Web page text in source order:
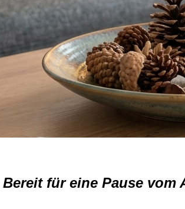
Bereit für eine Pause